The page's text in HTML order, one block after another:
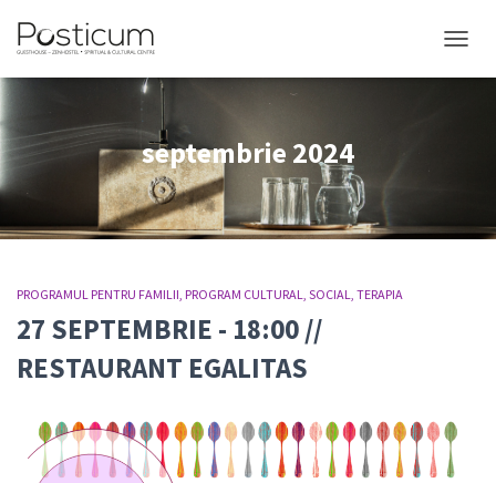
septembrie 2024
PROGRAMUL PENTRU FAMILII PROGRAM CULTURAL SOCIAL TERAPIA
27 SEPTEMBRIE - 18:00 //
RESTAURANT EGALITAS